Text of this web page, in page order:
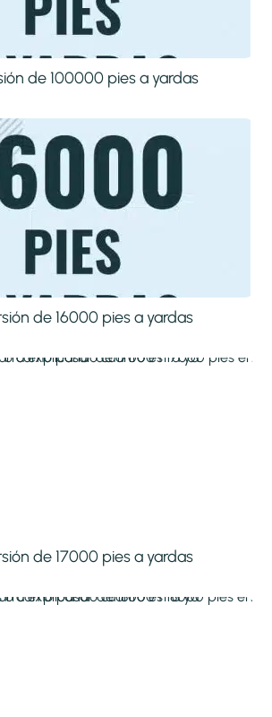
de 100000 pies a yardas
de 16000 pies a yardas
de 17000 pies a yardas